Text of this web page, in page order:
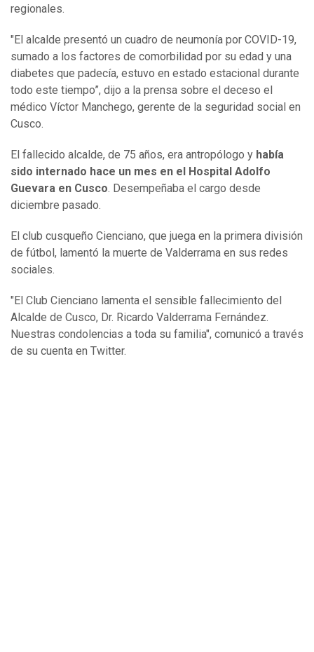
regionales.
"El alcalde presentó un cuadro de neumonía por COVID-19,
sumado a los factores de comorbilidad por su edad y una
diabetes que padecía, estuvo en estado estacional durante
todo este tiempo”, dijo a la prensa sobre el deceso el
médico Víctor Manchego, gerente de la seguridad social en
Cusco.
El fallecido alcalde, de 75 años, era antropólogo y había
sido internado hace un mes en el Hospital Adolfo
Guevara en Cusco. Desempeñaba el cargo desde
diciembre pasado.
El club cusqueño Cienciano, que juega en la primera división
de fútbol, lamentó la muerte de Valderrama en sus redes
sociales.
"El Club Cienciano lamenta el sensible fallecimiento del
Alcalde de Cusco, Dr. Ricardo Valderrama Fernández.
Nuestras condolencias a toda su familia", comunicó a través
de su cuenta en Twitter.